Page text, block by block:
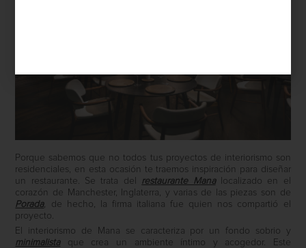
Porque sabemos que no todos tus proyectos de interiorismo son
residenciales, en esta ocasión te traemos inspiración para diseñar
un restaurante. Se trata del
restaurante Manalocalizado en el
corazón de Manchester, Inglaterra, y varias de las piezas son de
Porada, de hecho, la firma italiana fue quien nos compartió el
proyecto.
El interiorismo de Mana se caracteriza por un fondo sobrio y
minimalistaque crea un ambiente íntimo y acogedor. Este